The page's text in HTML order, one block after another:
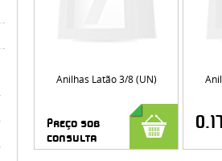
Anilhas Latão 3/8 (UN)
Preço sob
consulta